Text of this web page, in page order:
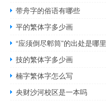
带舟字的俗语有哪些
平的繁体字多少画
“应须倒尽郫筒”的出处是哪里
技的繁体字多少画
楠字繁体字怎么写
央财沙河校区是一本吗